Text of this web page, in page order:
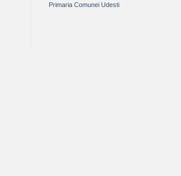
Primaria Comunei Udesti